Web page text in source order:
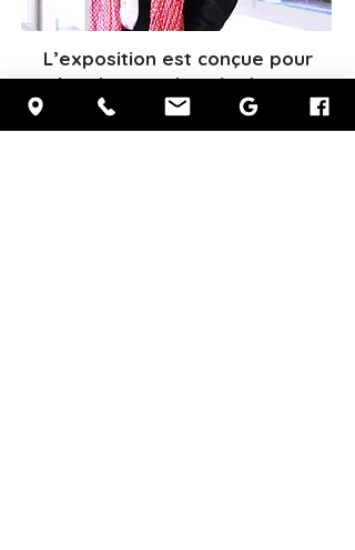
L’exposition est conçue pour
captiver les passionnés de nature
Plongée dans l’univers fascinant
des abeilles !